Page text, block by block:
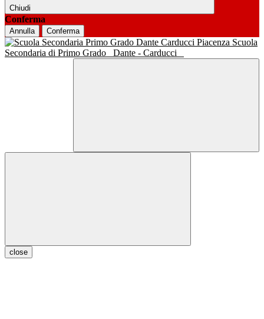
Chiudi
Conferma
Annulla Conferma
Scuola
Secondaria di Primo Grado
Dante - Carducci
close